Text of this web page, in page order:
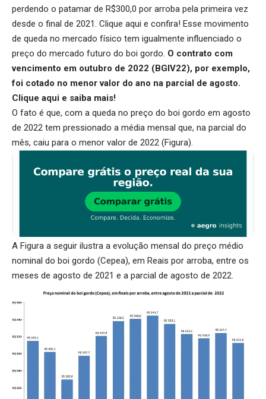
perdendo o patamar de R$300,0 por arroba pela primeira vez
desde o final de 2021. Clique aqui e confira! Esse movimento
de queda no mercado físico tem igualmente influenciado o
preço do mercado futuro do boi gordo. O contrato com
vencimento em outubro de 2022 (BGIV22), por exemplo,
foi cotado no menor valor do ano na parcial de agosto.
Clique aqui e saiba mais!
O fato é que, com a queda no preço do boi gordo em agosto
de 2022 tem pressionado a média mensal que, na parcial do
mês, caiu para o menor valor de 2022 (Figura).
A Figura a seguir ilustra a evolução mensal do preço médio
nominal do boi gordo (Cepea), em Reais por arroba, entre os
meses de agosto de 2021 e a parcial de agosto de 2022.